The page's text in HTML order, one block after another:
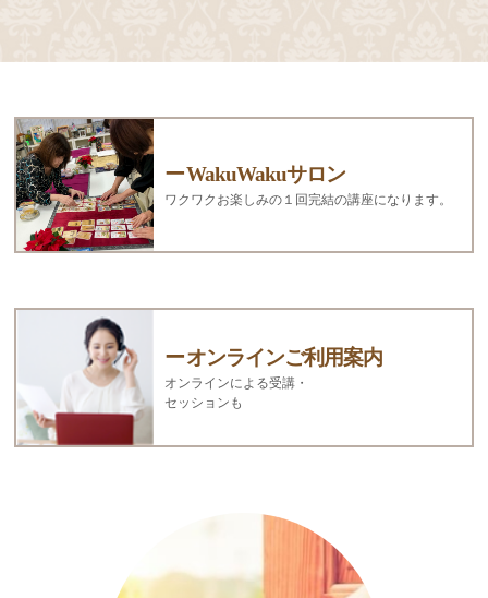
WakuWakuサロン
ワクワクお楽しみの１回完結の講座になります。
オンラインご利用案内
オンラインによる受講・
セッションも